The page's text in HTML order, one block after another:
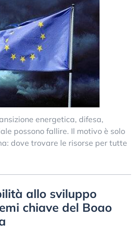
energetica, difesa,
possono fallire. Il motivo è solo
dove trovare le risorse per tutte
allo sviluppo
chiave del Boao